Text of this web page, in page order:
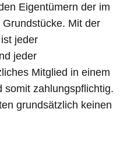
Eigentümern der im
Mit der
jeder
jeder
Mitglied in einem
somit zahlungspflichtig.
grundsätzlich keinen